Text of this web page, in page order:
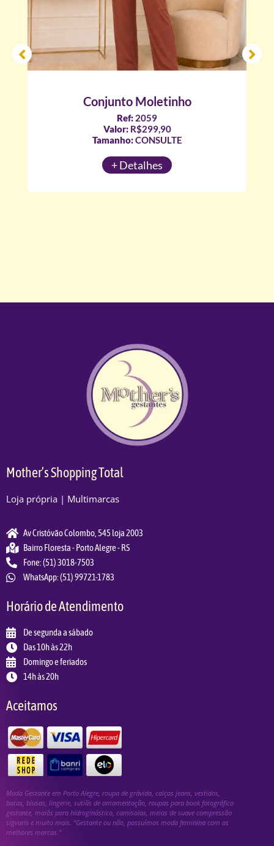
Conjunto Moletinho
Ref: 2059
Valor:R$299,90
Tamanho:CONSULTE
+ Detalhes
Mother’s Shopping Total
Loja própria | Multimarcas
Av Cristóvão Colombo, 545 loja 2003
Bairro Floresta - Porto Alegre - RS
Fone: (51) 3018-7503
WhatsApp: (51) 99721-1783
Horário de Atendimento
De segunda a sábado
Das 10h às 22h
Domingo e feriados
14h às 20h
Aceitamos
Moda Gestante em Porto Alegre, roupa de grávida, calças jeans, vestidos,
batas, blusas, lingerie, sutiãs de amamentação, roupas para book fotográfico
gestante, maiôs para hidroginástica, camisolas, meias de suave compressão
sigvaris e muito mais. “Gestante ou não, possuímos moda feminina com as
melhores marcas.”